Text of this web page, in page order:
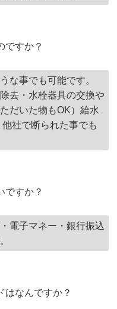
ですか？
な事でも可能です。
去・水栓器具の交換や
だいた物もOK）給水
社で断られた事でも
ですか？
電子マネー・銀行振込
はなんですか？